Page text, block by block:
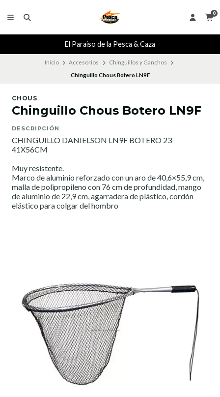
0
El Paraiso de la Pesca & Caza
Inicio Accesorios
Chinguillos y Ganchos
Chinguillo Chous Botero LN9F
CHOUS
Chinguillo Chous Botero LN9F
DESCRIPCIÓN
CHINGUILLO DANIELSON LN9F BOTERO 23-
41X56CM
Muy resistente.
Marco de aluminio reforzado con un aro de 40,6×55,9 cm,
malla de polipropileno con 76 cm de profundidad, mango
de aluminio de 22,9 cm, agarradera de plástico, cordón
elástico para colgar del hombro